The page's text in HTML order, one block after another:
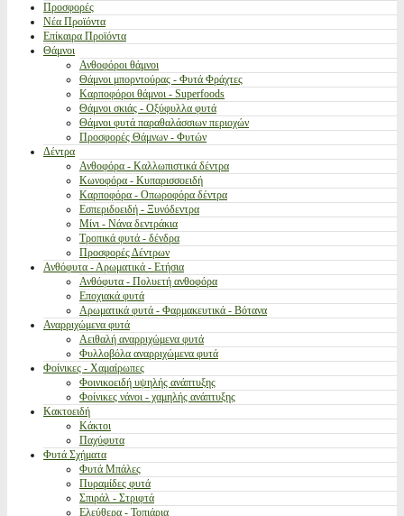
Προσφορές
Νέα Προϊόντα
Επίκαιρα Προϊόντα
Θάμνοι
Ανθοφόροι θάμνοι
Θάμνοι μπορντούρας - Φυτά Φράχτες
Καρποφόροι θάμνοι - Superfoods
Θάμνοι σκιάς - Οξύφυλλα φυτά
Θάμνοι φυτά παραθαλάσσιων περιοχών
Προσφορές Θάμνων - Φυτών
Δέντρα
Ανθοφόρα - Καλλωπιστικά δέντρα
Κωνοφόρα - Κυπαρισσοειδή
Καρποφόρα - Οπωροφόρα δέντρα
Εσπεριδοειδή - Ξυνόδεντρα
Μίνι - Νάνα δεντράκια
Τροπικά φυτά - δένδρα
Προσφορές Δέντρων
Ανθόφυτα - Αρωματικά - Ετήσια
Ανθόφυτα - Πολυετή ανθοφόρα
Εποχιακά φυτά
Αρωματικά φυτά - Φαρμακευτικά - Βότανα
Αναρριχώμενα φυτά
Αειθαλή αναρριχώμενα φυτά
Φυλλοβόλα αναρριχώμενα φυτά
Φοίνικες - Χαμαίρωπες
Φοινικοειδή υψηλής ανάπτυξης
Φοίνικες νάνοι - χαμηλής ανάπτυξης
Κακτοειδή
Κάκτοι
Παχύφυτα
Φυτά Σχήματα
Φυτά Μπάλες
Πυραμίδες φυτά
Σπιράλ - Στριφτά
Ελεύθερα - Τοπιάρια